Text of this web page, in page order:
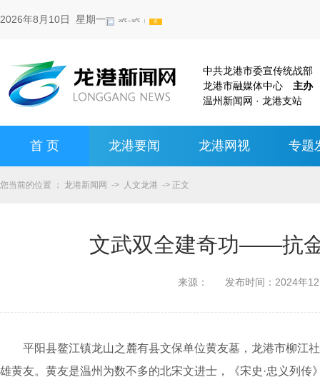
2026年8月10日 星期一
中共龙港市委宣传统战
龙港市融媒体中心 主办
温州新闻网 · 龙港支站
首 页 龙港要闻 龙港网视 专题
您当前的位置 ： 龙港新闻网 -> 人文龙港 -> 正文
文武双全建奇功——抗
来源： 发布时间： 2024年
平阳县鳌江镇龙山之麓有县文保单位黄友墓，龙港市柳江
雄黄友。黄友是温州为数不多的北宋文进士，《宋史·忠义列